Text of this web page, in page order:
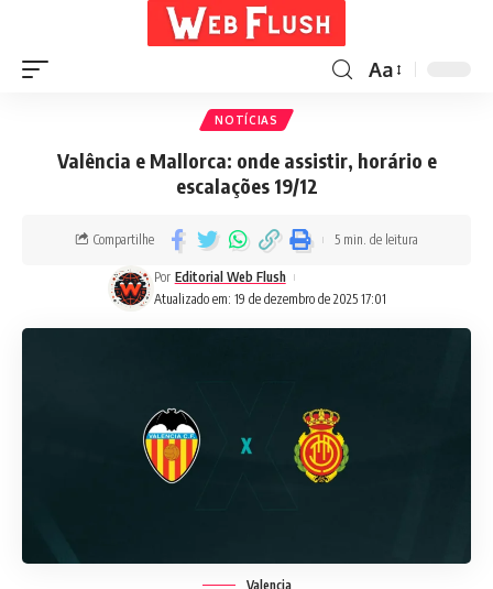
Aa
NOTÍCIAS
Valência e Mallorca: onde assistir, horário e
escalações 19/12
Atualizado em: 19 de dezembro de 2025 17:01
Por Editorial Web Flush
Compartilhe 5 min. de leitura
Valencia